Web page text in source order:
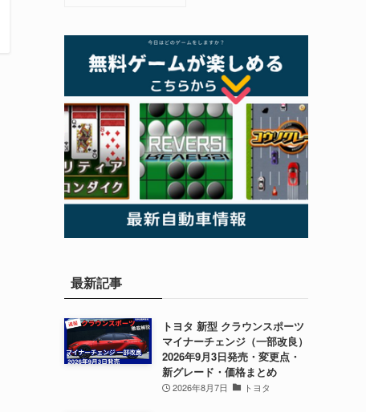
最新記事
トヨタ 新型 クラウンスポーツ
マイナーチェンジ（一部改良）
2026年9月3日発売・変更点・
新グレード・価格まとめ
2026年8月7日 トヨタ